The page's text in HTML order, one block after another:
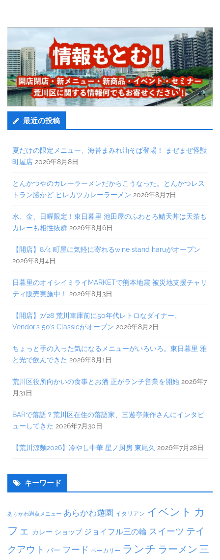
最近の投稿
夏だけの限定メニュー、海苔まみれ油そば登場！ まぜまぜ怪獣
町屋店 2026年8月8日
とんかつやのカレーラーメンだからこうなった。とんかつレス
トラン勝かど ヒレカツカレーラーメン 2026年8月7日
水、金、日曜限定！東日暮里 池田屋のふわとろ鯖天丼は天茶も
カレーも相性抜群 2026年8月6日
【開店】8/4 町屋に気軽に寄れるwine stand haruがオープン
2026年8月4日
日暮里のオイシイミライMARKETで熊本地震 被災地支援チャリ
ティ販売実施中！
2026年8月3日
【開店】7/28 荒川車庫前に50年代レトロなダイナー、
Vendor’s 50’s Classicがオープン 2026年8月2日
ちょっと手の入った気になるメニューがいろいろ。東日暮里 雅
と光で飲んできた 2026年8月1日
荒川区役所向かいの食事とお酒 正がランチ営業を開始 2026年7
月31日
BARで落語？荒川区在住の落語家、三遊亭兼作さんにインタビ
ューしてきた 2026年7月30日
【荒川涼麵2026】冷やし中華 星ノ厨房 東尾久 2026年7月28日
キーワード
あらかわ満点メニュー あらかわ遊園 イタリアン イベント カ
フェ カレー ショップ ジョイフル三の輪 スイーツ テイ
クアウト バー フード ベーカリー ランチ ラーメン 三